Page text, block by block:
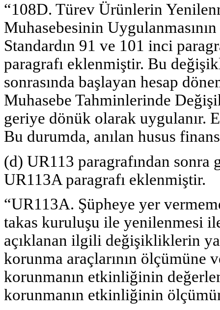
“108D. Türev Ürünlerin
Muhasebesinin
Standardın 91 ve 101 inci
paragrafı eklenmiştir. Bu
sonrasında başlayan hesap
Muhasebe Tahminlerinde
geriye dönük olarak uygulanır.
Bu durumda, anılan husus
(d) UR113 paragrafından sonra
UR113A paragrafı eklenmiştir.
“UR113A. Şüpheye yer
takas kuruluşu ile yenilenmesi
açıklanan ilgili değişikliklerin
korunma araçlarının ölçümüne
korunmanın etkinliğinin
korunmanın etkinliğinin